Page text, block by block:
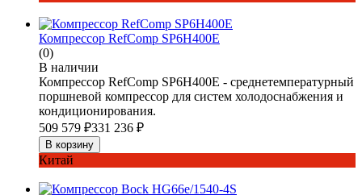
Компрессор RefComp SP6H400E
(0)
В наличии
Компрессор RefComp SP6H400E - среднетемпературный
поршневой компрессор для систем холодоснабжения и
кондиционирования.
509 579 ₽331 236 ₽
В корзину
Китай